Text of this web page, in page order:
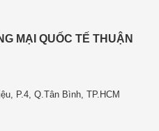
MẠI QUỐC TẾ THUẬN
P.4, Q.Tân Bình, TP.HCM